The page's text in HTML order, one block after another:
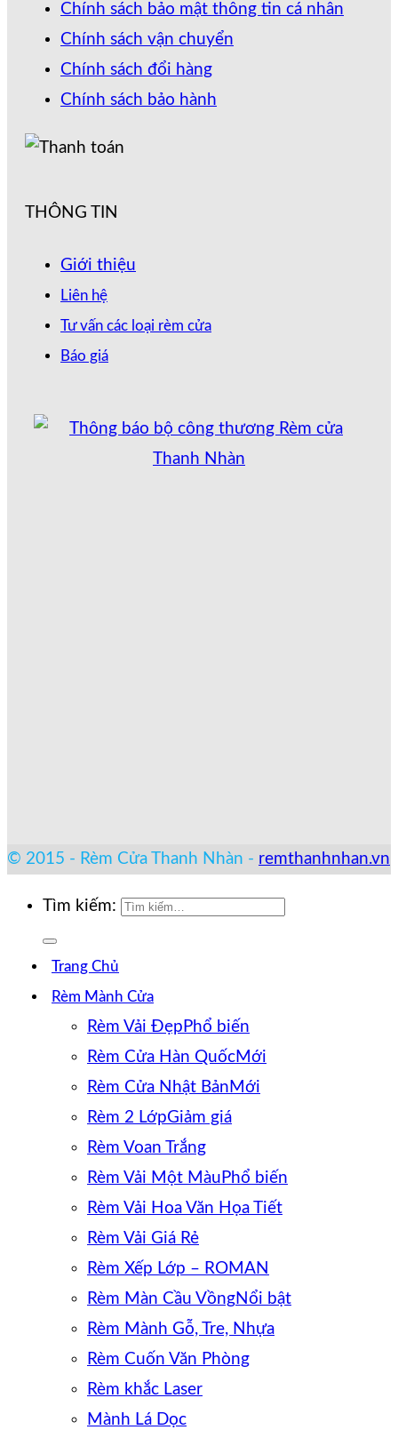
Chính sách bảo mật thông tin cá nhân
Chính sách vận chuyển
Chính sách đổi hàng
Chính sách bảo hành
THÔNG TIN
Giới thiệu
Liên hệ
Tư vấn các loại rèm cửa
Báo giá
© 2015 - Rèm Cửa Thanh Nhàn - remthanhnhan.vn
Tìm kiếm:
Trang Chủ
Rèm Mành Cửa
Rèm Vải Đẹp
Rèm Cửa Hàn Quốc
Rèm Cửa Nhật Bản
Rèm 2 Lớp
Rèm Voan Trắng
Rèm Vải Một Màu
Rèm Vải Hoa Văn Họa Tiết
Rèm Vải Giá Rẻ
Rèm Xếp Lớp – ROMAN
Rèm Màn Cầu Vồng
Rèm Mành Gỗ, Tre, Nhựa
Rèm Cuốn Văn Phòng
Rèm khắc Laser
Mành Lá Dọc